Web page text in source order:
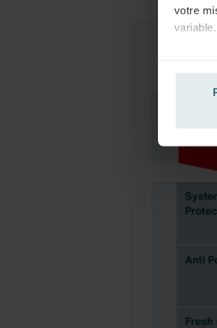
votre
variable.
pour
Vous
le
en
soient